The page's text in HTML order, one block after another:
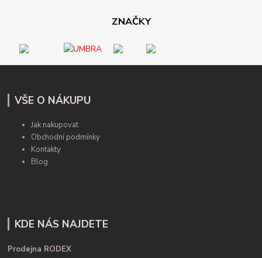
ZNAČKY
VŠE O NÁKUPU
Jak nakupovat
Obchodní podmínky
Kontakty
Blog
KDE NÁS NAJDETE
Prodejna RODEX